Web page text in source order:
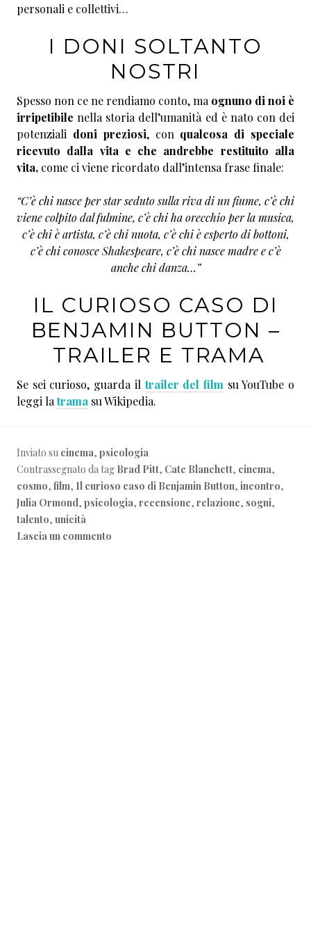
personali e collettivi…
I DONI SOLTANTO
NOSTRI
Spesso non ce ne rendiamo conto, ma ognuno di noi è
irripetibile nella storia dell’umanità ed è nato con dei
potenziali doni preziosi, con qualcosa di speciale
ricevuto dalla vita e che andrebbe restituito alla
vita, come ci viene ricordato dall’intensa frase finale:
“C’è chi nasce per star seduto sulla riva di un fiume, c’è chi
viene colpito dal fulmine, c’è chi ha orecchio per la musica,
c’è chi è artista, c’è chi nuota, c’è chi è esperto di bottoni,
c’è chi conosce Shakespeare, c’è chi nasce madre e c’è
anche chi danza…”
IL CURIOSO CASO DI
BENJAMIN BUTTON –
TRAILER E TRAMA
Se sei curioso, guarda iltrailer del film su YouTube o
leggi latrama su Wikipedia.
Inviato su cinema, psicologia
Contrassegnato da tag Brad Pitt, Cate Blanchett, cinema,
cosmo, film, Il curioso caso di Benjamin Button, incontro,
Julia Ormond, psicologia, recensione, relazione, sogni,
talento, unicità
Lascia un commento